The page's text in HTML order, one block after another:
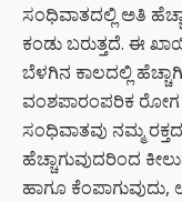
ಸಂಧಿವಾತದಲ್ಲಿ ಅತಿ
ಕಂಡು ಬರುತ್ತದೆ. ಈ
ಬೆಳಗಿನ ಕಾಲದಲ್ಲಿ
ವಂಶಪಾರಂಪರಿಕ
ಸಂಧಿವಾತವು ನಮ್ಮ
ಹೆಚ್ಚಾಗುವುದರಿಂದ
ಹಾಗೂ